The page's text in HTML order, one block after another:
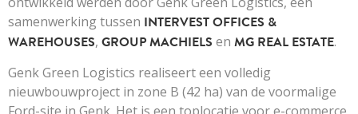
samenwerking tussen INTERVEST OFFICES &
WAREHOUSES, GROUP MACHIELS en MG REAL ESTATE.
Genk Green Logistics realiseert een volledig
nieuwbouwproject in zone B (42 ha) van de voormalige